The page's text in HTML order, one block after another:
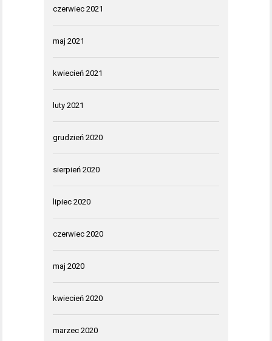
czerwiec 2021
maj 2021
kwiecień 2021
luty 2021
grudzień 2020
sierpień 2020
lipiec 2020
czerwiec 2020
maj 2020
kwiecień 2020
marzec 2020